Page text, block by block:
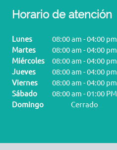
Horario de atención
Lunes 08:00 am -04:00 pm
Martes
08:00 am -04:00 pm
Miércoles
08:00 am -04:00 pm
Jueves
08:00 am -04:00 pm
Viernes
08:00 am -04:00 pm
Sábado
08:00 am -01:00 PM
Domingo
Cerrado